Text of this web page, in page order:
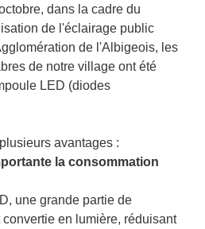
dans la cadre du
de l'éclairage public
de l'Albigeois, les
de notre village ont été
LED (diodes
avantages :
la consommation
une grande partie de
en lumière, réduisant